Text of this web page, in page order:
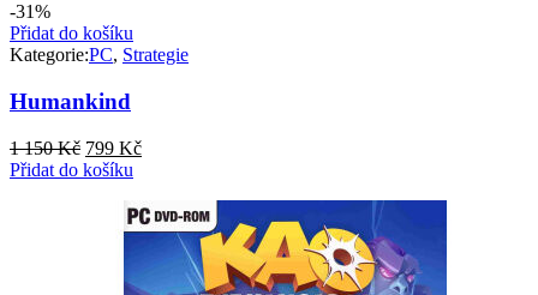
-31%
Přidat do košíku
Kategorie:PC, Strategie
Humankind
1 150Kč Původní
cena
150 Kč.
799 KčAktuální
799 Kč.
Přidat do košíku